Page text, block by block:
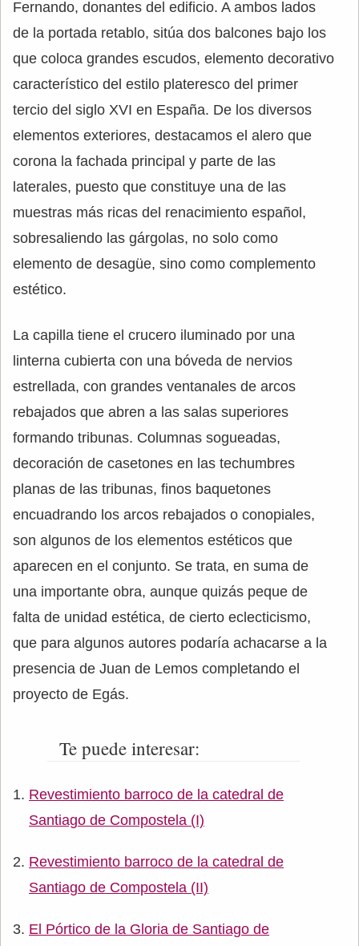
Fernando, donantes del edificio. A ambos lados
de la portada retablo, sitúa dos balcones bajo los
que coloca grandes escudos, elemento decorativo
característico del estilo plateresco del primer
tercio del siglo XVI en España. De los diversos
elementos exteriores, destacamos el alero que
corona la fachada principal y parte de las
laterales, puesto que constituye una de las
muestras más ricas del renacimiento español,
sobresaliendo las gárgolas, no solo como
elemento de desagüe, sino como complemento
estético.
La capilla tiene el crucero iluminado por una
linterna cubierta con una bóveda de nervios
estrellada, con grandes ventanales de arcos
rebajados que abren a las salas superiores
formando tribunas. Columnas sogueadas,
decoración de casetones en las techumbres
planas de las tribunas, finos baquetones
encuadrando los arcos rebajados o conopiales,
son algunos de los elementos estéticos que
aparecen en el conjunto. Se trata, en suma de
una importante obra, aunque quizás peque de
falta de unidad estética, de cierto eclecticismo,
que para algunos autores podaría achacarse a la
presencia de Juan de Lemos completando el
proyecto de Egás.
Te puede interesar:
Revestimiento barroco de la catedral de
Santiago de Compostela (I)
Revestimiento barroco de la catedral de
Santiago de Compostela (II)
El Pórtico de la Gloria de Santiago de